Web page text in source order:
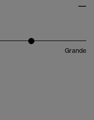
Grande